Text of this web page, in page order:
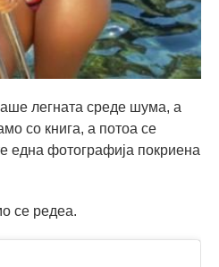
легната среде шума, а
со книга, а потоа се
една фотографија покриена
се редеа.